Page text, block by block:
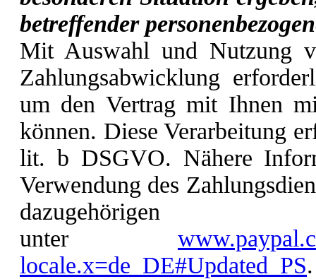
betreffender
Mit Auswahl und Nutzung
Zahlungsabwicklung
um den Vertrag mit Ihnen
können. Diese Verarbeitung
lit. b DSGVO. Nähere
Verwendung des
dazugehörigen
unter
locale.x=de_DE#Updated_PS.